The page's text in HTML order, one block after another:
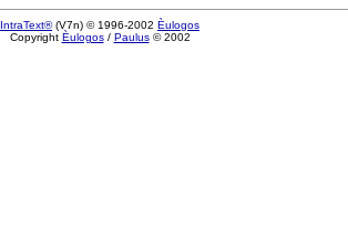
IntraText®(V7n) © 1996-2002 Èulogos
Copyright Èulogos/ Paulus© 2002